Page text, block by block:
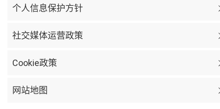
个人信息保护方针
社交媒体运营政策
Cookie政策
网站地图